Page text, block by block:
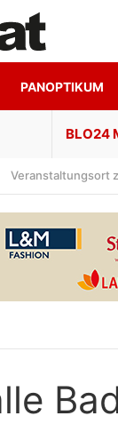
PANOPTIKUM
trifft ruhige
Veranstaltungsort